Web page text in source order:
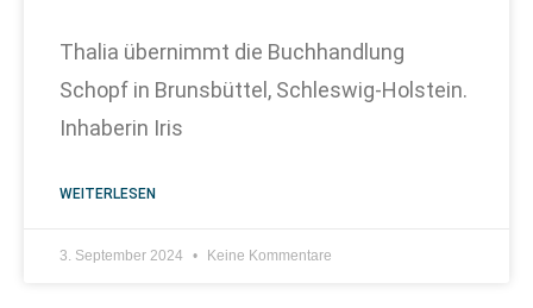
Thalia übernimmt die Buchhandlung
Schopf in Brunsbüttel, Schleswig-Holstein.
Inhaberin Iris
WEITERLESEN
3. September 2024 Keine Kommentare